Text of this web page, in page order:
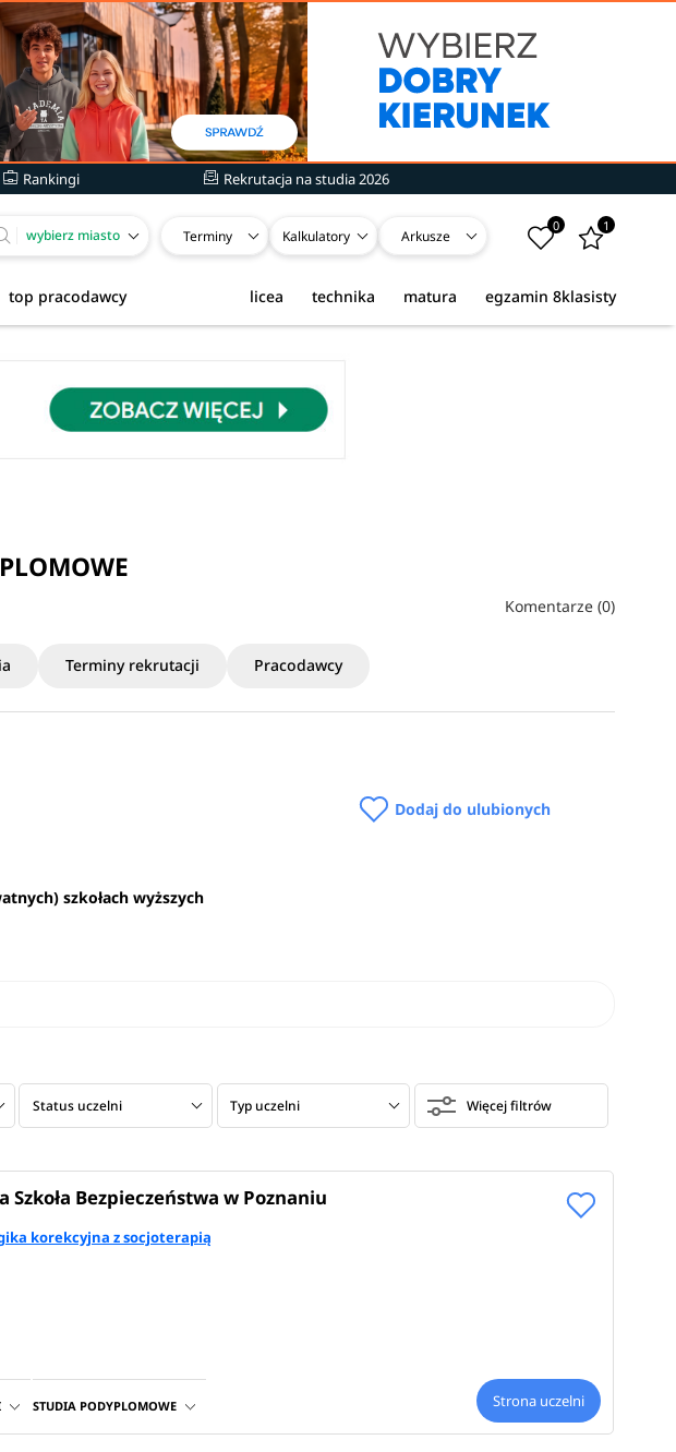
Rankingi Rekrutacja na studia 2026
wybierz miasto Terminy Kalkulatory Arkusze
0 1
top pracodawcy egzamin 8klasisty
matura
technika
licea
Komentarze (0)
Terminy rekrutacji Pracodawcy
Dodaj do ulubionych
szkołach wyższych
Status uczelni Typ uczelni Więcej filtrów
Szkoła Bezpieczeństwa w Poznaniu
korekcyjna z socjoterapią
STUDIA PODYPLOMOWE Strona uczelni